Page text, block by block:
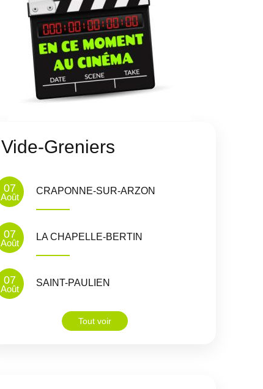
Vide-Greniers
07
Août
CRAPONNE-SUR-ARZON
07
Août
LA CHAPELLE-BERTIN
07
Août
SAINT-PAULIEN
Tout voir